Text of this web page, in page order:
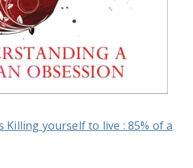
Killing yourself to live : 85% of a